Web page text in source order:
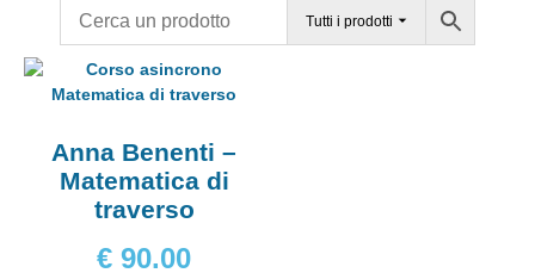
Tutti i prodotti
Anna Benenti –
Matematica di
traverso
€ 90.00